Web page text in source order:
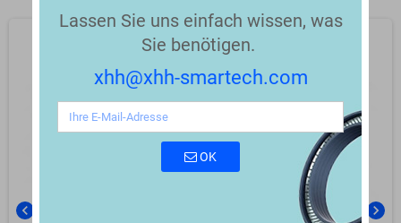
chevron_left chevron_right
Lassen Sie uns einfach wissen, was
Sie benötigen.
xhh@xhh-smartech.com
OK